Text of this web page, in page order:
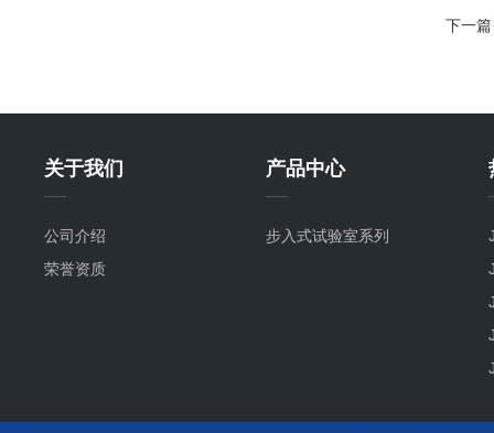
下一
关于我们
公司介绍
荣誉资质
产品中心
步入式试验室系列